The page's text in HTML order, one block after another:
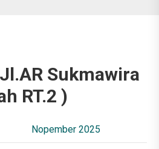
Sukmawira
RT.2 )
Nopember 2025